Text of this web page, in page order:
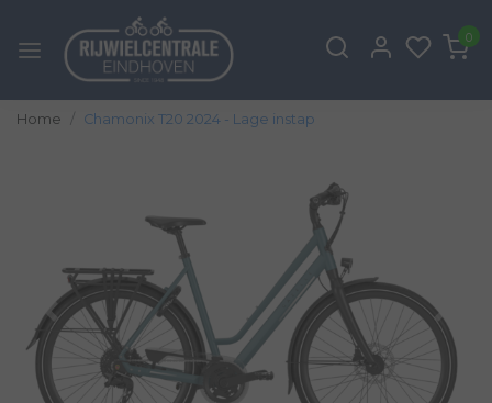
0
Home Chamonix T20 2024 - Lage instap
Vorige